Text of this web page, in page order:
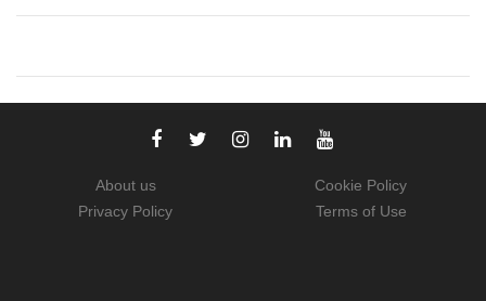
About us
Privacy Policy
Cookie Policy
Terms of Use